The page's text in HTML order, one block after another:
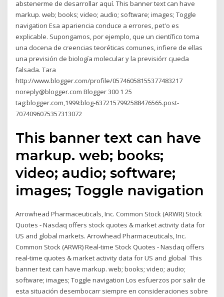
abstenerme de desarrollar aquí. This banner text can have
markup. web; books; video; audio; software; images; Toggle
navigation Esa apariencia conduce a errores, pet'o es
explicable. Supongamos, por ejemplo, que un científico toma
una docena de creencias teoréticas comunes, infiere de ellas
una previsión de biología molecular y la previsiórr c¡ueda
falsada. Tara
http://www.blogger.com/profile/05746058155377483217
noreply@blogger.com Blogger 300 1 25
tag:blogger.com,1999:blog-6372157992588476565.post-
7074096075357313072
This banner text can have
markup. web; books;
video; audio; software;
images; Toggle navigation
Arrowhead Pharmaceuticals, Inc. Common Stock (ARWR) Stock
Quotes - Nasdaq offers stock quotes & market activity data for
US and global markets. Arrowhead Pharmaceuticals, Inc.
Common Stock (ARWR) Real-time Stock Quotes - Nasdaq offers
real-time quotes & market activity data for US and global This
banner text can have markup. web; books; video; audio;
software; images; Toggle navigation Los esfuerzos por salir de
esta situación desembocarr siempre en consideraciones sobre